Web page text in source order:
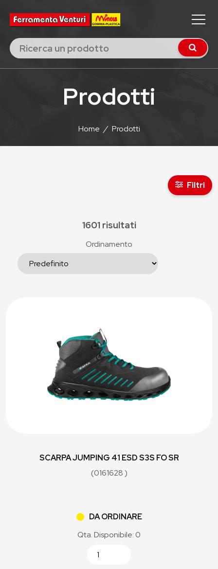
Prodotti
Home / Prodotti
Filtri
1601 risultati
Ordinamento
SCARPA JUMPING 41 ESD S3S FO SR
(0161628 )
DA ORDINARE
Qta. Disponibile: 0